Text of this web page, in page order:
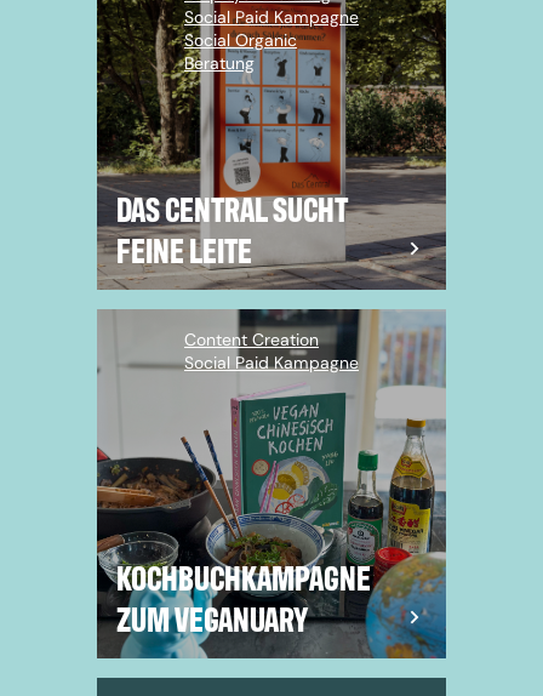
Social Paid Kampagne
Social Organic
Beratung
DAS CENTRAL SUCHT
FEINE LEITE
Content Creation
Social Paid Kampagne
KOCHBUCHKAMPAGNE
ZUM VEGANUARY